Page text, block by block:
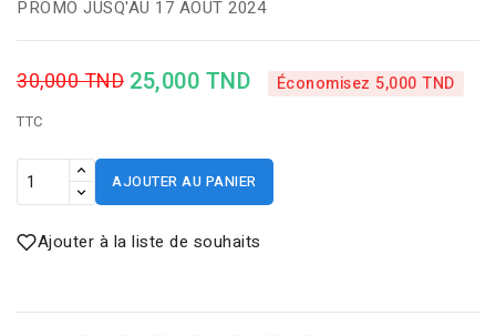
PROMO JUSQ'AU 17 AOUT 2024
30,000 TND 25,000 TND Économisez 5,000 TND
TTC
AJOUTER AU PANIER
Ajouter à la liste de souhaits